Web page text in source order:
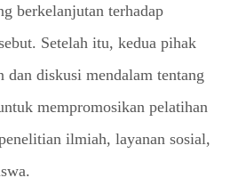
berkelanjutan terhadap
Setelah itu, kedua pihak
dan diskusi mendalam tentang
mempromosikan pelatihan
ilmiah, layanan sosial,